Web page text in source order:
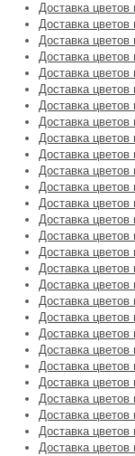
Доставка
Доставка цветов
Доставка
Доставка
Доставка
Доставка
Доставка
Доставка
Доставка цветов
Доставка цветов
Доставка цветов
Доставка
Доставка
Доставка
Доставка цветов
Доставка
Доставка
Доставка цветов
Доставка цветов
Доставка
Доставка
Доставка
Доставка цветов
Доставка
Доставка цветов
Доставка
Доставка
Доставка